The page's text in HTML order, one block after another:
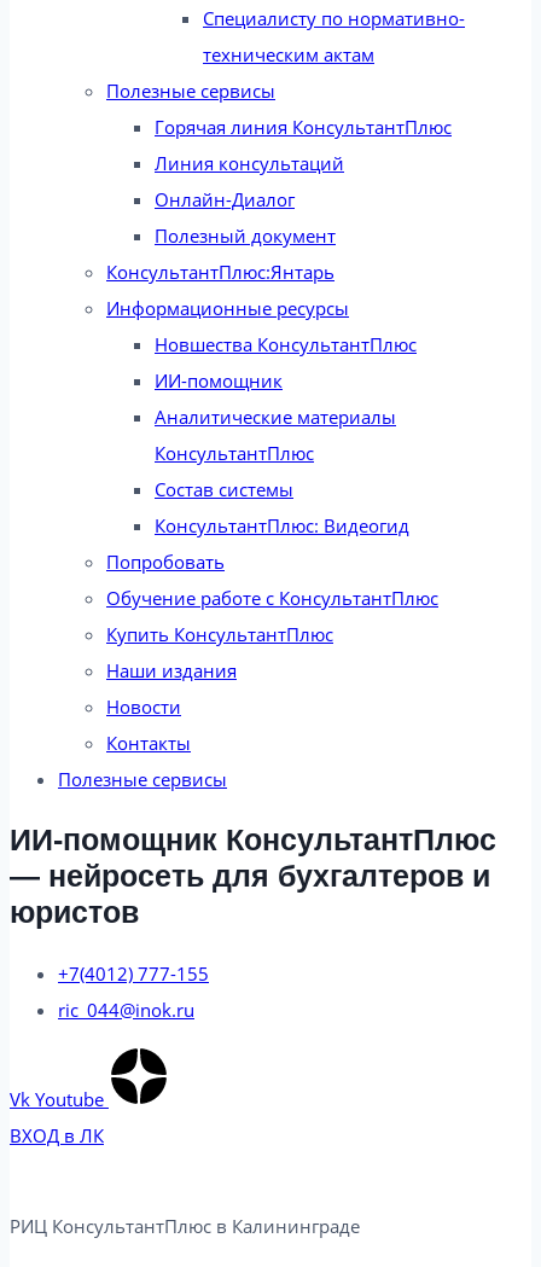
Специалисту по нормативно-
техническим актам
Полезные сервисы
Горячая линия КонсультантПлюс
Линия консультаций
Онлайн-Диалог
Полезный документ
КонсультантПлюс:Янтарь
Информационные ресурсы
Новшества КонсультантПлюс
ИИ-помощник
Аналитические материалы
КонсультантПлюс
Состав системы
КонсультантПлюс: Видеогид
Попробовать
Обучение работе с КонсультантПлюс
Купить КонсультантПлюс
Наши издания
Новости
Контакты
Полезные сервисы
ИИ-помощник КонсультантПлюс
— нейросеть для бухгалтеров и
юристов
+7(4012) 777-155
ric_044@inok.ru
Vk Youtube
ВХОД в ЛК
РИЦ КонсультантПлюс в Калининграде​